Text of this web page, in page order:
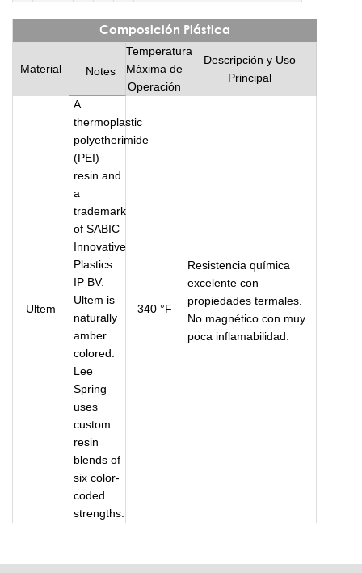
Composición Plástica
Material Notes
Temperatura
Máxima de
Operación
Descripción y Uso
Principal
Ultem
A
thermoplastic
polyetherimide
(PEI)
resin and
a
trademark
of SABIC
Innovative
Plastics
IP BV.
Ultem is
naturally
amber
colored.
Lee
Spring
uses
custom
resin
blends of
six color-
coded
strengths.
340 °F
Resistencia química
excelente con
propiedades termales.
No magnético con muy
poca inflamabilidad.